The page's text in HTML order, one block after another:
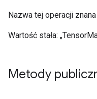
Nazwa tej operacji
Wartość stała:
Metody